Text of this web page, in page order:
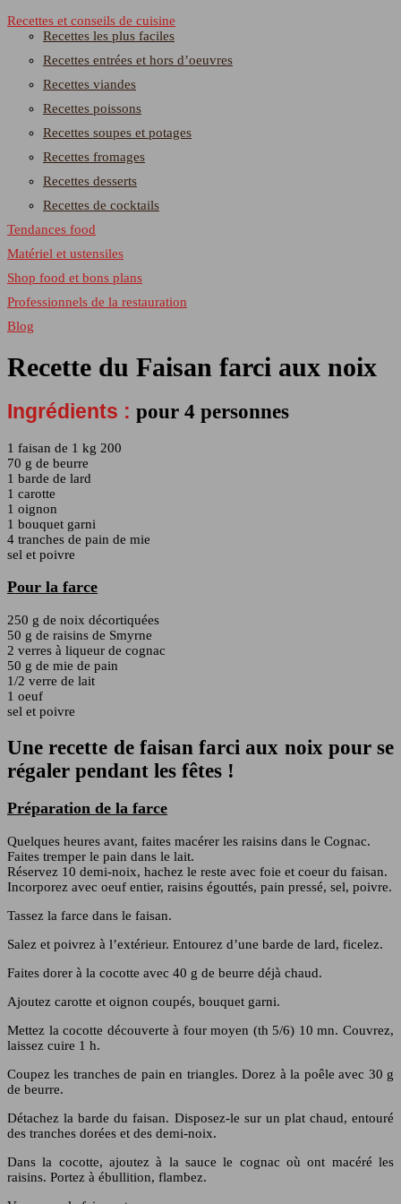
Recettes et conseils de cuisine
Recettes les plus faciles
Recettes entrées et hors d’oeuvres
Recettes viandes
Recettes poissons
Recettes soupes et potages
Recettes fromages
Recettes desserts
Recettes de cocktails
Tendances food
Matériel et ustensiles
Shop food et bons plans
Professionnels de la restauration
Blog
Recette du Faisan farci aux noix
Ingrédients : pour 4 personnes
1 faisan de 1 kg 200
70 g de beurre
1 barde de lard
1 carotte
1 oignon
1 bouquet garni
4 tranches de pain de mie
sel et poivre
Pour la farce
250 g de noix décortiquées
50 g de raisins de Smyrne
2 verres à liqueur de cognac
50 g de mie de pain
1/2 verre de lait
1 oeuf
sel et poivre
Une recette de faisan farci aux noix pour se
régaler pendant les fêtes !
Préparation de la farce
Quelques heures avant, faites macérer les raisins dans le Cognac.
Faites tremper le pain dans le lait.
Réservez 10 demi-noix, hachez le reste avec foie et coeur du faisan.
Incorporez avec oeuf entier, raisins égouttés, pain pressé, sel, poivre.
Tassez la farce dans le faisan.
Salez et poivrez à l’extérieur. Entourez d’une barde de lard, ficelez.
Faites dorer à la cocotte avec 40 g de beurre déjà chaud.
Ajoutez carotte et oignon coupés, bouquet garni.
Mettez la cocotte découverte à four moyen (th 5/6) 10 mn. Couvrez,
laissez cuire 1 h.
Coupez les tranches de pain en triangles. Dorez à la poêle avec 30 g
de beurre.
Détachez la barde du faisan. Disposez-le sur un plat chaud, entouré
des tranches dorées et des demi-noix.
Dans la cocotte, ajoutez à la sauce le cognac où ont macéré les
raisins. Portez à ébullition, flambez.